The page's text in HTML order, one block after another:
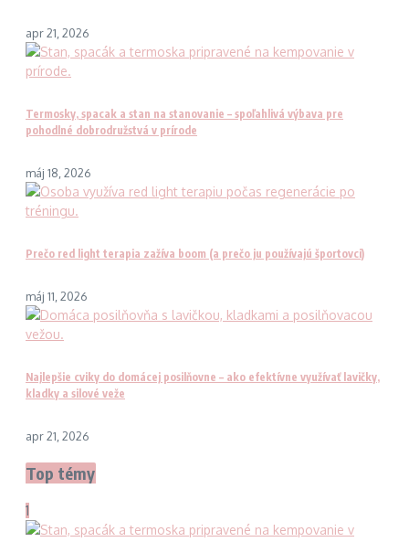
apr 21, 2026
Termosky, spacak a stan na stanovanie – spoľahlivá výbava pre
pohodlné dobrodružstvá v prírode
máj 18, 2026
Prečo red light terapia zažíva boom (a prečo ju používajú športovci)
máj 11, 2026
Najlepšie cviky do domácej posilňovne – ako efektívne využívať lavičky,
kladky a silové veže
apr 21, 2026
Top témy
1